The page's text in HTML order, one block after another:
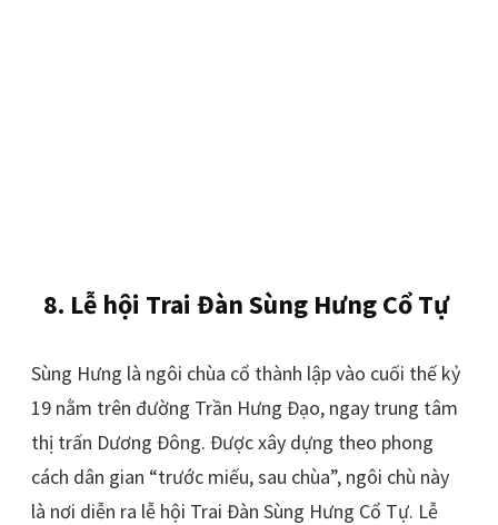
8. Lễ hội Trai Đàn Sùng Hưng Cổ Tự
Sùng Hưng là ngôi chùa cổ thành lập vào cuối thế kỷ
19 nằm trên đường Trần Hưng Đạo, ngay trung tâm
thị trấn Dương Đông. Được xây dựng theo phong
cách dân gian “trước miếu, sau chùa”, ngôi chù này
là nơi diễn ra lễ hội Trai Đàn Sùng Hưng Cổ Tự. Lễ